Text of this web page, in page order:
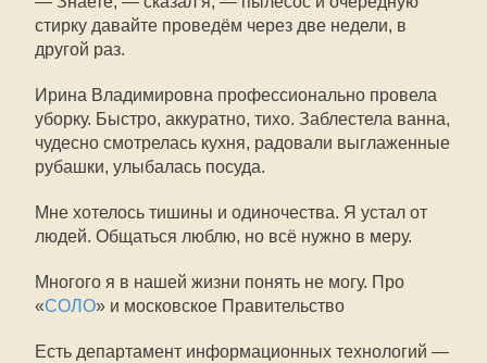
стирку давайте проведём через две недели, в
другой раз.
Ирина Владимировна профессионально провела
уборку. Быстро, аккуратно, тихо. Заблестела ванна,
чудесно смотрелась кухня, радовали выглаженные
рубашки, улыбалась посуда.
Мне хотелось тишины и одиночества. Я устал от
людей. Общаться люблю, но всё нужно в меру.
Многого я в нашей жизни понять не могу. Про
«СОЛО» и московское Правительство
Есть департамент информационных технологий —